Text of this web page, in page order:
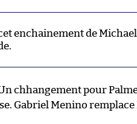
enchainement de
chhangement pour
Gabriel Menino remplace